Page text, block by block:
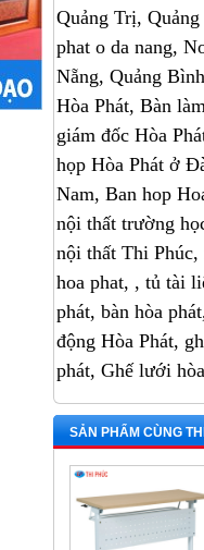
Quảng Trị,
phat o da nang,
Nẵng, Quảng
Hòa Phát, Bàn
giám đốc Hòa
họp Hòa Phát ở
Nam, Ban hop
nội thất trường
nội thất Thi
hoa phat, , tủ tài
phát, bàn hòa
động Hòa Phát,
phát, Ghế lưới
SẢN PHẨM CÙNG